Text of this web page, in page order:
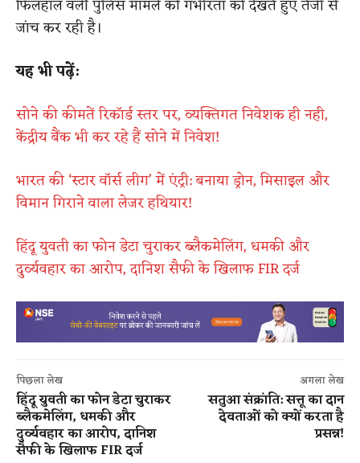
फिलहाल वर्ली पुलिस मामले की गंभीरता को देखते हुए तेजी से
जांच कर रही है।
यह भी पढ़ें:
सोने की कीमतें रिकॉर्ड स्तर पर, व्यक्तिगत निवेशक ही नही,
केंद्रीय बैंक भी कर रहे हैं सोने में निवेश!
भारत की ‘स्टार वॉर्स लीग’ में एंट्री: बनाया ड्रोन, मिसाइल और
विमान गिराने वाला लेजर हथियार!
हिंदू युवती का फोन डेटा चुराकर ब्लैकमेलिंग, धमकी और
दुर्व्यवहार का आरोप, दानिश सैफी के खिलाफ FIR दर्ज
पिछला लेख
हिंदू युवती का फोन डेटा चुराकर
ब्लैकमेलिंग, धमकी और
दुर्व्यवहार का आरोप, दानिश
सैफी के खिलाफ FIR दर्ज
अगला लेख
सतुआ संक्रांति: सत्तू का दान
देवताओं को क्यों करता है
प्रसन्न!